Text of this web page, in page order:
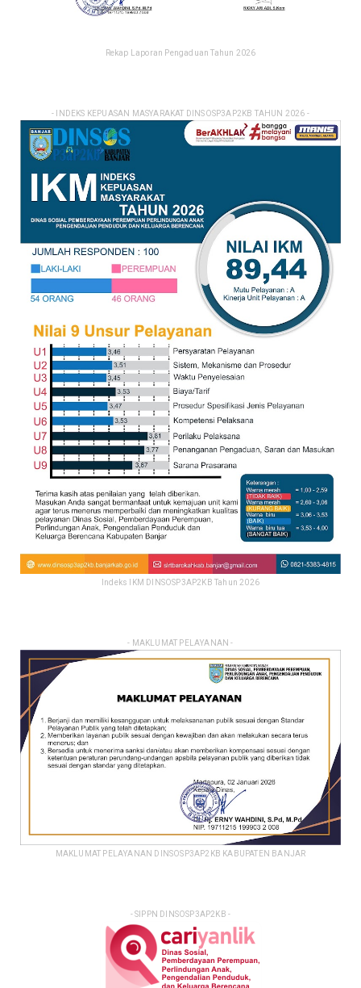
Rekap Laporan Pengaduan Tahun 2026
- INDEKS KEPUASAN MASYARAKAT DINSOSP3AP2KB TAHUN 2026 -
Indeks IKM DINSOSP3AP2KB Tahun 2026
- MAKLUMAT PELAYANAN -
MAKLUMAT PELAYANAN DINSOSP3AP2KB KABUPATEN BANJAR
- SIPPN DINSOSP3AP2KB -